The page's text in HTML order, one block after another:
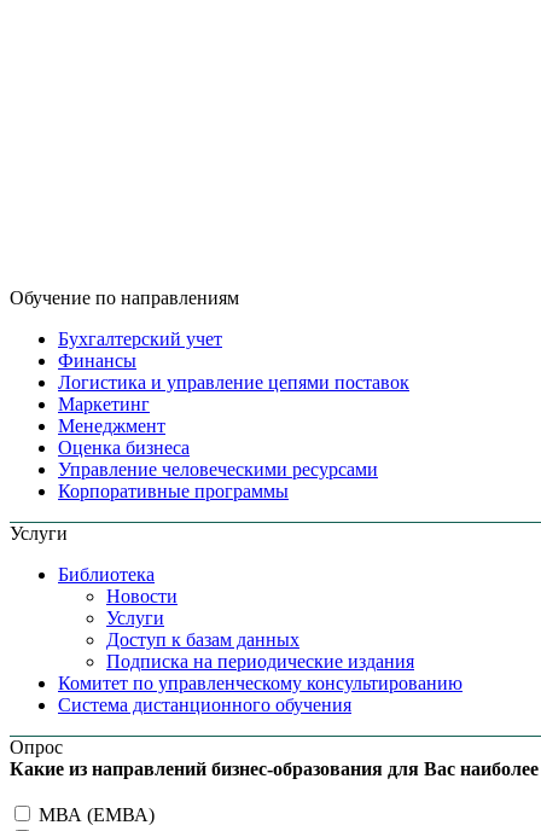
Обучение по направлениям
Бухгалтерский учет
Финансы
Логистика и управление цепями поставок
Маркетинг
Менеджмент
Оценка бизнеса
Управление человеческими ресурсами
Корпоративные программы
Услуги
Библиотека
Новости
Услуги
Доступ к базам данных
Подписка на периодические издания
Комитет по управленческому консультированию
Система дистанционного обучения
Опрос
Какие из направлений бизнес-образования для Вас
МВА (ЕМВА)